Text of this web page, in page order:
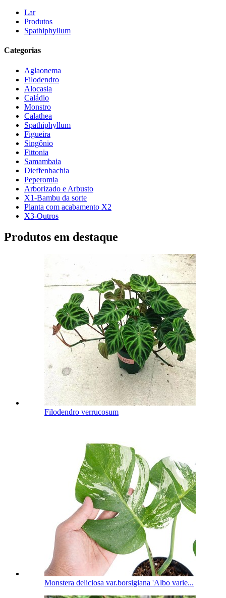
Lar
Produtos
Spathiphyllum
Categorias
Aglaonema
Filodendro
Alocasia
Caládio
Monstro
Calathea
Spathiphyllum
Figueira
Singônio
Fittonia
Samambaia
Dieffenbachia
Peperomia
Arborizado e Arbusto
X1-Bambu da sorte
Planta com acabamento X2
X3-Outros
Produtos em destaque
Filodendro verrucosum
Monstera deliciosa var.borsigiana 'Albo varie...